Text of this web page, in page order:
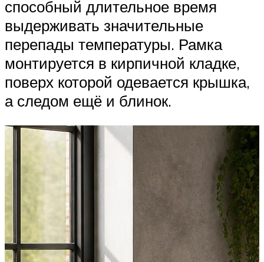
способный длительное время
выдерживать значительные
перепады температуры. Рамка
монтируется в кирпичной кладке,
поверх которой одевается крышка,
а следом ещё и блинок.